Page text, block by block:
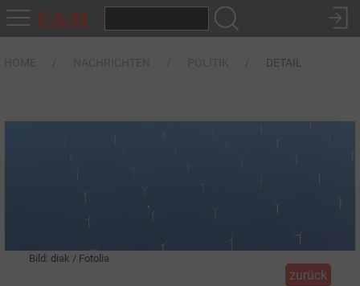
DETAIL
Bild: diak / Fotolia
zurück